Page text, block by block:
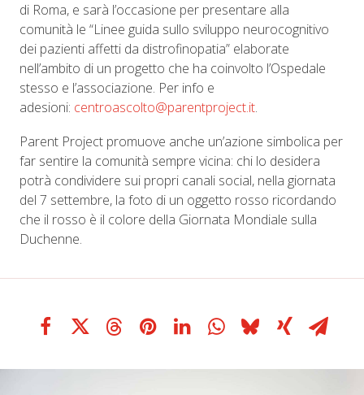
di Roma, e sarà l’occasione per presentare alla
comunità le “Linee guida sullo sviluppo neurocognitivo
dei pazienti affetti da distrofinopatia” elaborate
nell’ambito di un progetto che ha coinvolto l’Ospedale
stesso e l’associazione. Per info e
adesioni: centroascolto@parentproject.it.
Parent Project promuove anche un’azione simbolica per
far sentire la comunità sempre vicina: chi lo desidera
potrà condividere sui propri canali social, nella giornata
del 7 settembre, la foto di un oggetto rosso ricordando
che il rosso è il colore della Giornata Mondiale sulla
Duchenne.